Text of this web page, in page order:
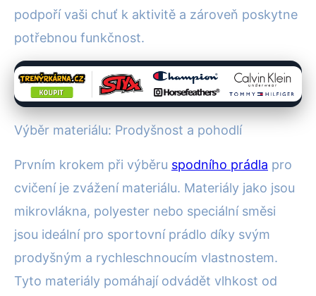
podpoří vaši chuť k aktivitě a zároveň poskytne
potřebnou funkčnost.
Výběr materiálu: Prodyšnost a pohodlí
Prvním krokem při výběru spodního prádla pro
cvičení je zvážení materiálu. Materiály jako jsou
mikrovlákna, polyester nebo speciální směsi
jsou ideální pro sportovní prádlo díky svým
prodyšným a rychleschnoucím vlastnostem.
Tyto materiály pomáhají odvádět vlhkost od